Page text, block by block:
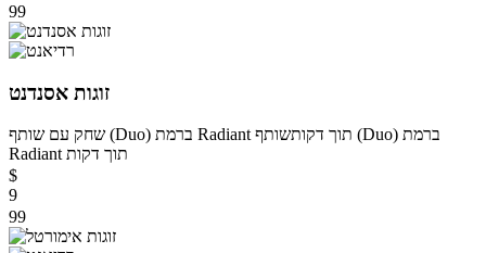
99
זוגות אסנדנט
שחק עם שותף (Duo) ברמת Radiant תוך דקותשותף (Duo) ברמת
Radiant תוך דקות
$
9
99